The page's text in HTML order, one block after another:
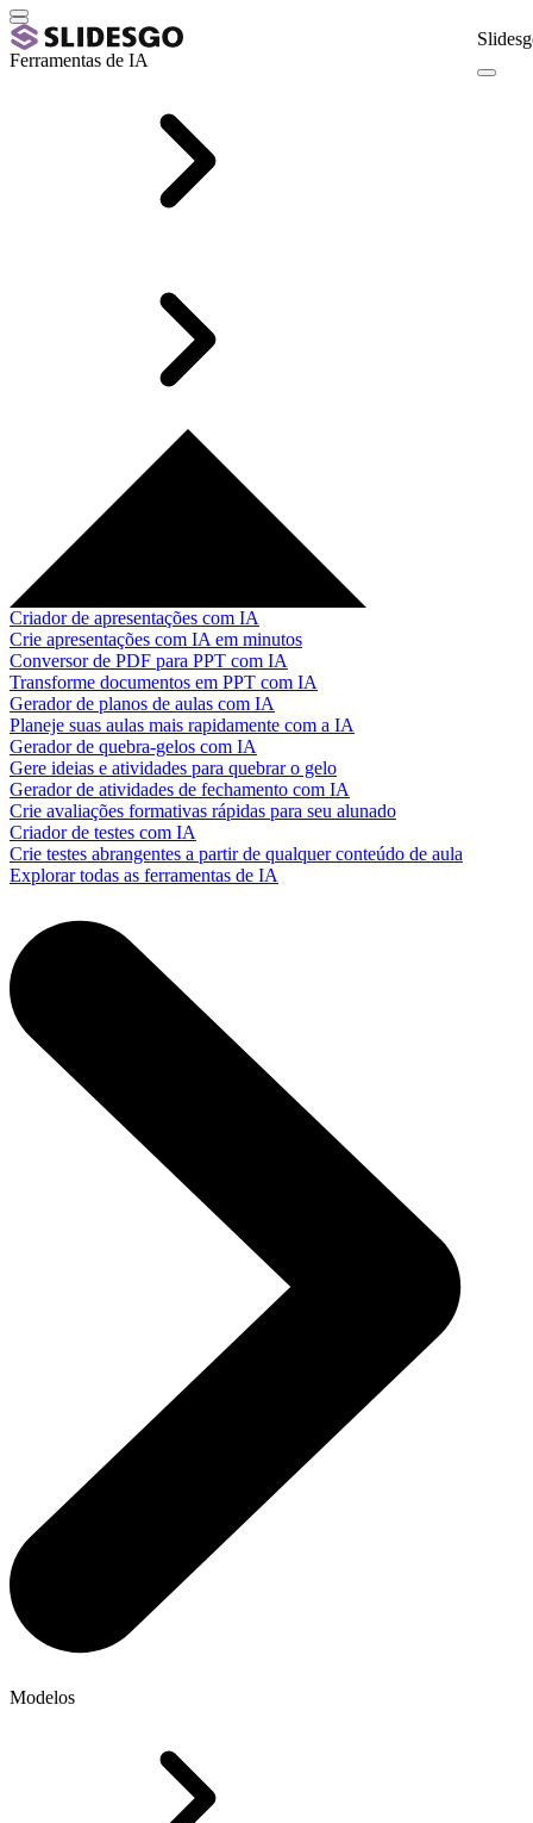
Ferramentas de IA
Criador de apresentações com IA
Crie apresentações com IA em minutos
Conversor de PDF para PPT com IA
Transforme documentos em PPT com IA
Gerador de planos de aulas com IA
Planeje suas aulas mais rapidamente com a IA
Gerador de quebra-gelos com IA
Gere ideias e atividades para quebrar o gelo
Gerador de atividades de fechamento com IA
Crie avaliações formativas rápidas para seu alunado
Criador de testes com IA
Crie testes abrangentes a partir de qualquer conteúdo de aula
Explorar todas as ferramentas de IA
Modelos